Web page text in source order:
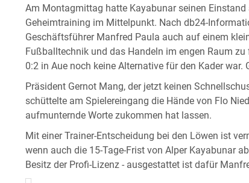
Am Montagmittag hatte Kayabunar seinen
Geheimtraining im Mittelpunkt. Nach db24-
Geschäftsführer Manfred Paula auch auf einem
Fußballtechnik und das Handeln im engen Raum
0:2 in Aue noch keine Alternative für den Kader
Präsident Gernot Mang, der jetzt keinen
schüttelte am Spielereingang die Hände von Flo
aufmunternde Worte zukommen hat lassen.
Mit einer Trainer-Entscheidung bei den Löwen ist
wenn auch die 15-Tage-Frist von Alper Kayabunar
Besitz der Profi-Lizenz - ausgestattet ist dafür